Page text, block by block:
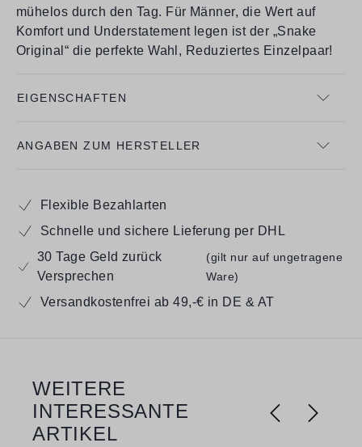
mühelos durch den Tag. Für Männer, die Wert auf
Komfort und Understatement legen ist der „Snake
Original“ die perfekte Wahl, Reduziertes Einzelpaar!
EIGENSCHAFTEN
ANGABEN ZUM HERSTELLER
Flexible Bezahlarten
Schnelle und sichere Lieferung per DHL
30 Tage Geld zurück
Versprechen
(gilt nur auf ungetragene
Ware)
Versandkostenfrei ab 49,-€ in DE & AT
Produktgalerie überspringen
WEITERE
INTERESSANTE
ARTIKEL